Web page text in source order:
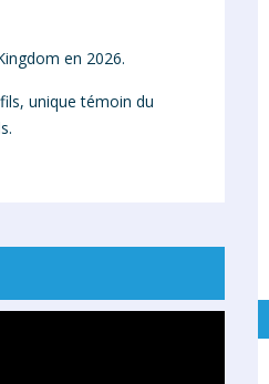
en 2026.
unique témoin du